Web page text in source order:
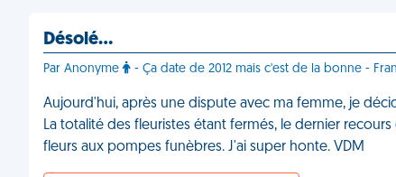
Désolé…
Par Anonyme - Ça date de 2012 mais c'est de la bonne -
Aujourd'hui, après une dispute avec ma femme, je
La totalité des fleuristes étant fermés, le dernier
fleurs aux pompes funèbres. J'ai super honte. VDM